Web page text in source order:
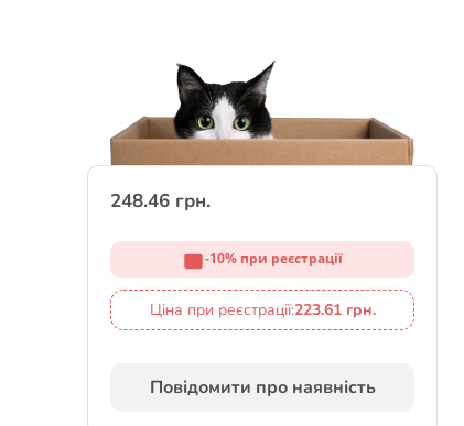
248.46 грн.
-10% при реєстрації
Ціна при реєстрації:223.61 грн.
Повідомити про наявність